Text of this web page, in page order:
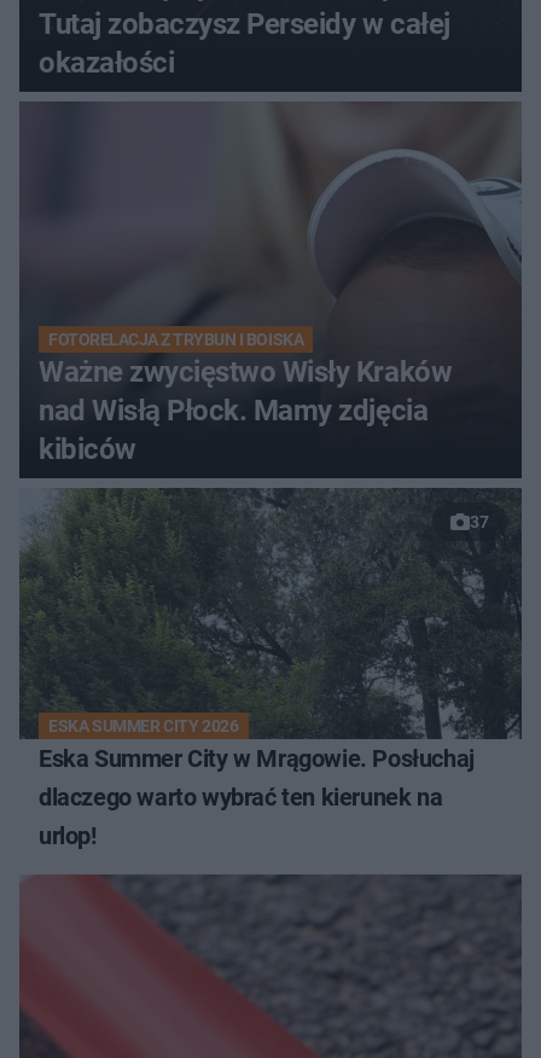
Tutaj zobaczysz Perseidy w całej
okazałości
FOTORELACJA Z TRYBUN I BOISKA
Ważne zwycięstwo Wisły Kraków
nad Wisłą Płock. Mamy zdjęcia
kibiców
37
ESKA SUMMER CITY 2026
Eska Summer City w Mrągowie. Posłuchaj
dlaczego warto wybrać ten kierunek na
urlop!